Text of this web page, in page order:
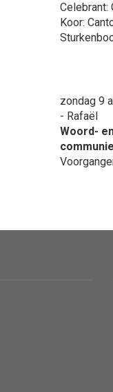
Celebrant:
Koor:
zondag 9
- Rafaël
Woord-